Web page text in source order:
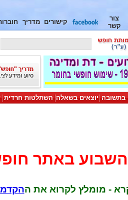
צור
קשר
קישורים מדריך
בתשובה יוצאים בשאלה השתלטות חרדית
באתר
- מומלץ לקרוא את ה